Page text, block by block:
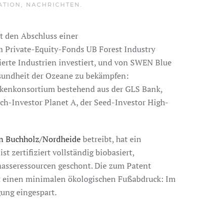
NACHRICHTEN
Abschluss einer
Private-Equity-Fonds UB Forest Industry
Industrien investiert, und von SWEN Blue
der Ozeane zu bekämpfen:
bestehend aus der GLS Bank,
Investor Planet A, der Seed-Investor High-
Buchholz/Nordheidebetreibt, hat ein
zertifiziert vollständig biobasiert,
geschont. Die zum Patent
minimalen ökologischen Fußabdruck: Im
eingespart.